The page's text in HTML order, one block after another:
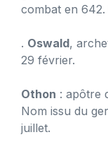
combat en 642.
. Oswald,
29 février.
Othon : apôtre
Nom issu du
juillet.